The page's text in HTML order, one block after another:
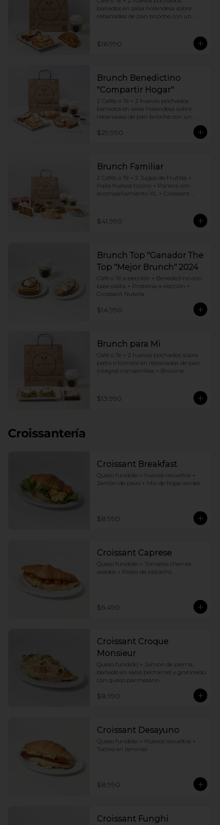
bañados en salsa holandesa sobre
rebanadas de pan brioche con un
$16.990
Brunch Benedictino
"Compartir Hogar"
2 Cafés o Té + 2 huevos pochados
bañados en salsa holandesa sobre
rebanadas de pan brioche con un
ingrediente de tu elección + Tostadas
francesas + Croissant de tu elección
$29.990
Brunch Familiar
2 Cafés o Té + 2 Jugos de Frutilla +
Paila huevos tocino + Panera con
acompañamiento XL + Croissant
$41.990
Brunch Top "Ganador The
Top "Mejor Brunch" 2024
Café o Té a elección + Benedictino con
base palta + Proteina a elección +
Croissant Nutella
$14.990
Brunch para Mi
Café o Té + 2 huevos pochados sobre
palta o tomate en rebanadas de pan
integral con semillas + Brownie
$13.990
Croissantería
Croissant Breakfast
Queso fundido + huevos revueltos +
Jamón de pavo + Mix de hojas verdes
$8.990
Croissant Caprese
Queso fundido + Tomates cherries
asados + Pesto de pistacho
$6.490
Croissant Croque
Monsieur
Queso fundido + Jamón de pierna,
bañado en salsa bechamel y gratinado
con queso parmesano
$8.990
Croissant Desayuno
Queso fundido + Huevos revueltos +
Tocino en laminas
$8.990
Croissant Funghi